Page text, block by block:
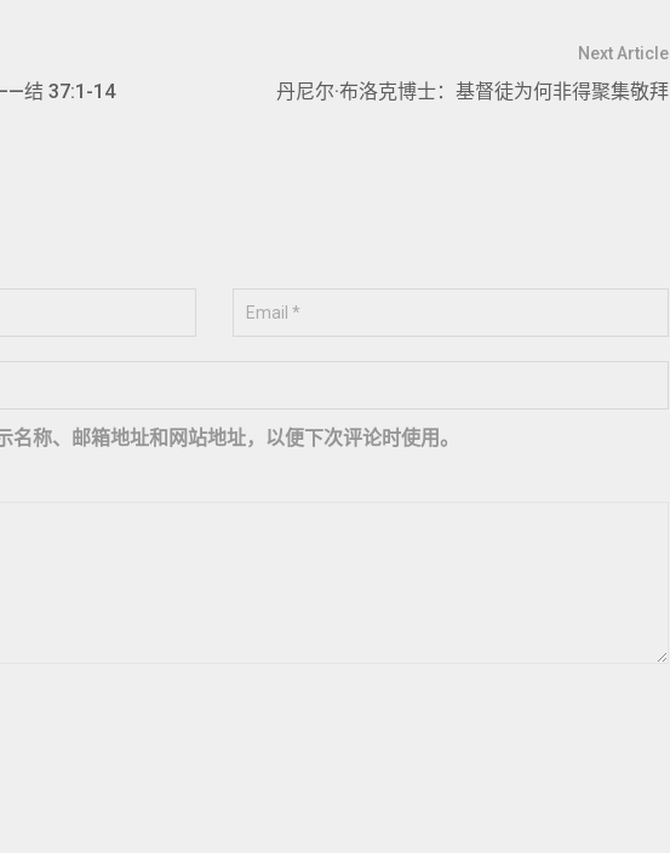
结 37:1-14
Next Article
丹尼尔·布洛克博士：基督徒为何非得聚集敬拜
名称、邮箱地址和网站地址，以便下次评论时使用。